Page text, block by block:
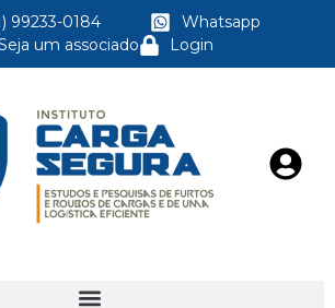
99233-0184
Whatsapp
um associado
Login